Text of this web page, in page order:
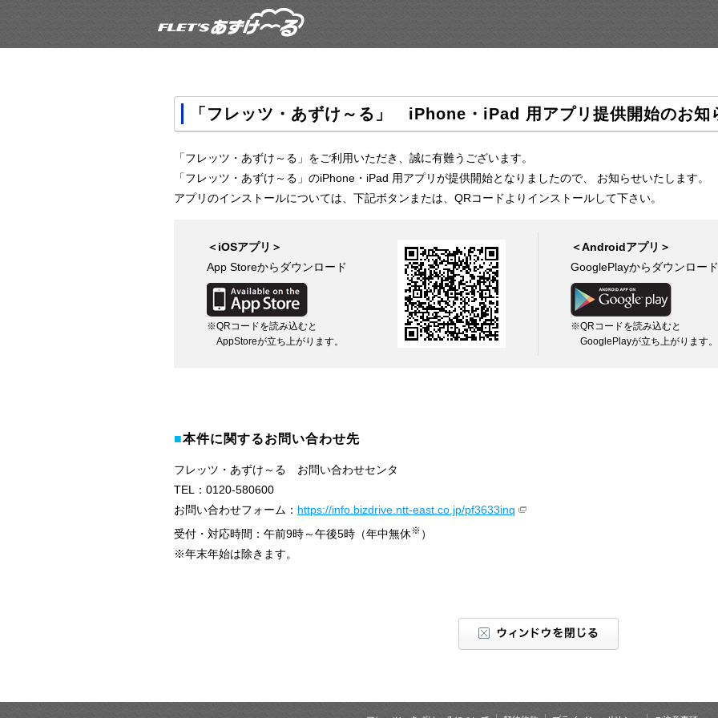
「フレッツ・あずけ～る」 iPhone・iPad 用アプリ提供開始のお知
「フレッツ・あずけ～る」をご利用いただき、誠に有難うございます。
「フレッツ・あずけ～る」のiPhone・iPad 用アプリが提供開始となりましたので、 お知らせいたします。
アプリのインストールについては、下記ボタンまたは、QRコードよりインストールして下さい。
＜iOSアプリ＞
App Storeからダウンロード
※QRコードを読み込むと
AppStoreが立ち上がります。
＜Androidアプリ＞
GooglePlayからダウンロード
※QRコードを読み込むと
GooglePlayが立ち上がります。
■本件に関するお問い合わせ先
フレッツ・あずけ～る お問い合わせセンタ
TEL：0120-580600
お問い合わせフォーム： https://info.bizdrive.ntt-east.co.jp/pf3633inq
受付・対応時間：午前9時～午後5時（年中無休※ ）
※年末年始は除きます。